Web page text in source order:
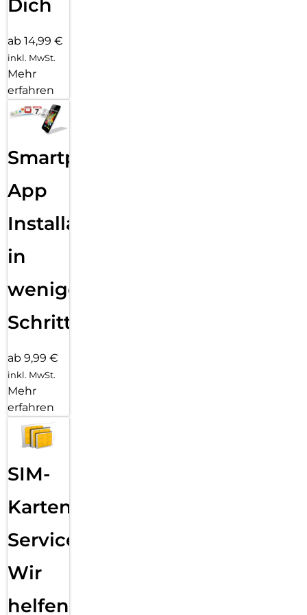
Flexibilität ermöglicht es dir, dein Gerät zu personalisieren,
Dich
ab 14,99 €
inkl. MwSt.
Mehr
erfahren
Smartphone
App
Installation
in
wenigen
Schritten
ab 9,99 €
inkl. MwSt.
Mehr
erfahren
SIM-
Karten
Service:
Wir
helfen